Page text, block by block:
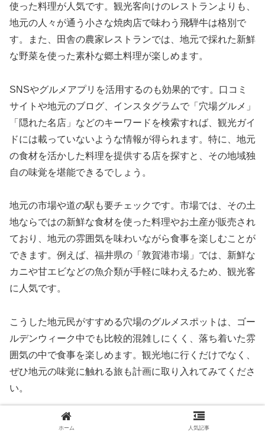
使った料理が人気です。観光客向けのレストランよりも、
地元の人々が通う小さな焼肉店で味わう飛騨牛は格別で
す。また、田舎の農家レストランでは、地元で採れた新鮮
な野菜を使った素朴な郷土料理が楽しめます。
SNSやグルメアプリを活用するのも効果的です。口コミ
サイトや地元のブログ、インスタグラムで「穴場グルメ」
「隠れた名店」などのキーワードを検索すれば、観光ガイ
ドには載っていないような情報が得られます。特に、地元
の食材を活かした料理を提供する店を探すと、その地域独
自の味覚を堪能できるでしょう。
地元の市場や道の駅も要チェックです。市場では、その土
地ならではの新鮮な食材を使った料理やお土産が販売され
ており、地元の雰囲気を味わいながら食事を楽しむことが
できます。例えば、福井県の「敦賀港市場」では、新鮮な
カニや甘エビなどの魚介類が手軽に味わえるため、観光客
に人気です。
こうした地元民がすすめる穴場のグルメスポットは、ゴー
ルデンウィーク中でも比較的混雑しにくく、落ち着いた雰
囲気の中で食事を楽しめます。観光地に行くだけでなく、
ぜひ地元の味覚に触れる旅も計画に取り入れてみてくださ
い。
天候やトラブルに備える旅行時の柔軟な対
ホーム 人気記事